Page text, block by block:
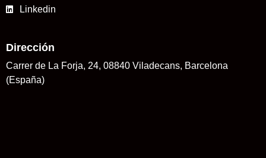
Linkedin
Dirección
Carrer de La Forja, 24, 08840 Viladecans, Barcelona
(España)